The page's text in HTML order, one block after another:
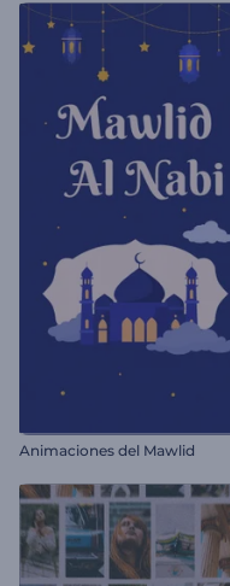
Animaciones del Mawlid